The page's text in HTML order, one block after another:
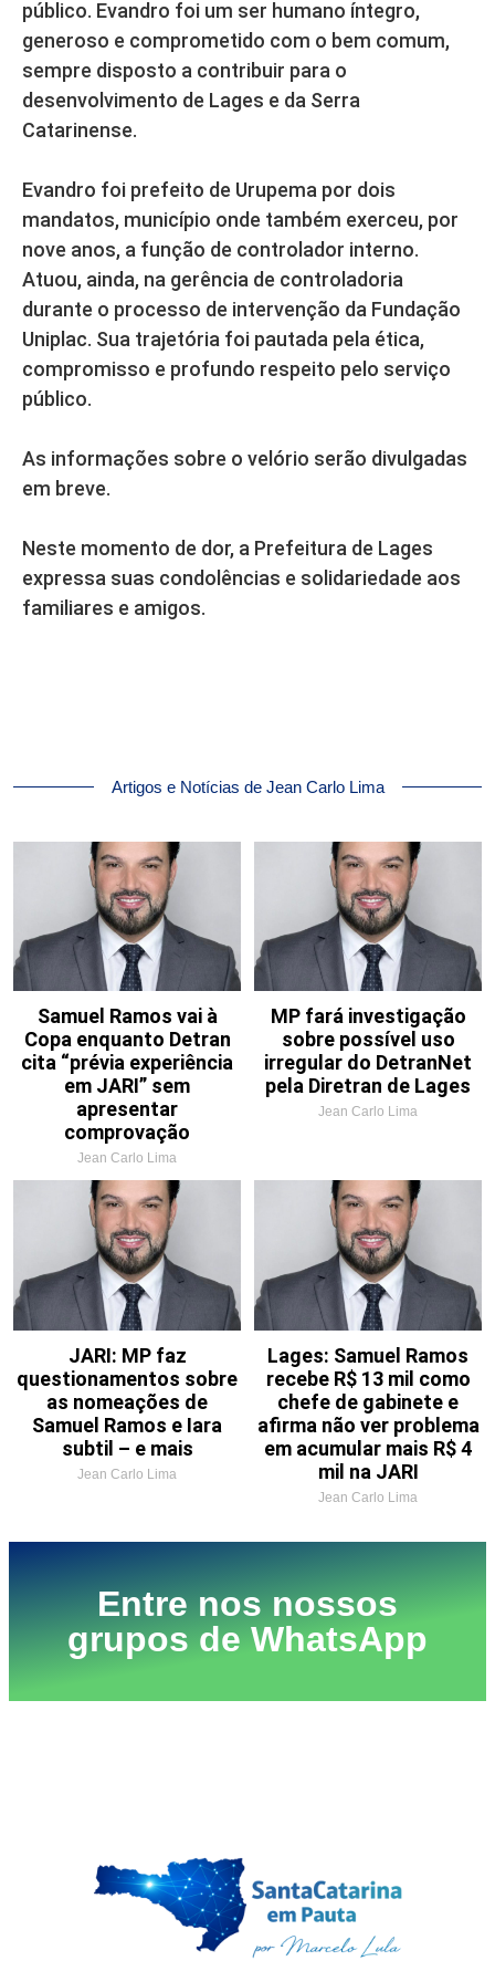
público. Evandro foi um ser humano íntegro,
generoso e comprometido com o bem comum,
sempre disposto a contribuir para o
desenvolvimento de Lages e da Serra
Catarinense.
Evandro foi prefeito de Urupema por dois
mandatos, município onde também exerceu, por
nove anos, a função de controlador interno.
Atuou, ainda, na gerência de controladoria
durante o processo de intervenção da Fundação
Uniplac. Sua trajetória foi pautada pela ética,
compromisso e profundo respeito pelo serviço
público.
As informações sobre o velório serão divulgadas
em breve.
Neste momento de dor, a Prefeitura de Lages
expressa suas condolências e solidariedade aos
familiares e amigos.
Artigos e Notícias de Jean Carlo Lima
Samuel Ramos vai à
Copa enquanto Detran
cita “prévia experiência
em JARI” sem
apresentar
comprovação
Jean Carlo Lima
MP fará investigação
sobre possível uso
irregular do DetranNet
pela Diretran de Lages
Jean Carlo Lima
JARI: MP faz
questionamentos sobre
as nomeações de
Samuel Ramos e Iara
subtil – e mais
Jean Carlo Lima
Lages: Samuel Ramos
recebe R$ 13 mil como
chefe de gabinete e
afirma não ver problema
em acumular mais R$ 4
mil na JARI
Jean Carlo Lima
Entre nos nossos
grupos de WhatsApp